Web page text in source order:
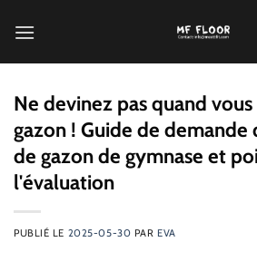
Ne devinez pas quand
gazon ! Guide de
de gazon de gymnase et
l'évaluation
PUBLIÉ LE 2025-05-30 PAR EVA